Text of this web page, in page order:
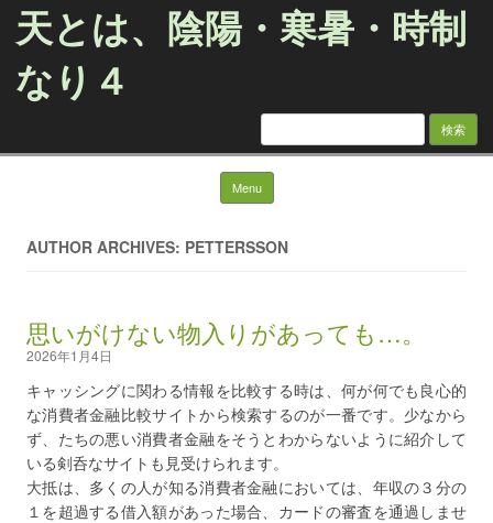
天とは、陰陽・寒暑・時制
なり４
検
Menu Skip to content
AUTHOR ARCHIVES: PETTERSSON
思いがけない物入りがあっても…。
2026年1月4日
キャッシングに関わる情報を比較する時は、何が何でも良心的
な消費者金融比較サイトから検索するのが一番です。少なから
ず、たちの悪い消費者金融をそうとわからないように紹介して
いる剣呑なサイトも見受けられます。
大抵は、多くの人が知る消費者金融においては、年収の３分の
１を超過する借入額があった場合、カードの審査を通過しませ